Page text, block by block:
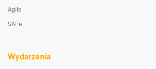
Agile
SAFe
Wydarzenia